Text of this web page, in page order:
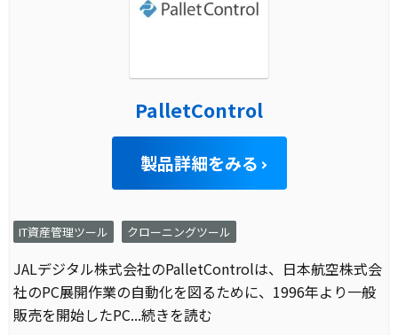
PalletControl
製品詳細をみる
IT資産管理ツール クローニングツール
JALデジタル株式会社のPalletControlは、日本航空株式会
社のPC展開作業の自動化を図るために、1996年より一般
販売を開始したPC...続きを読む